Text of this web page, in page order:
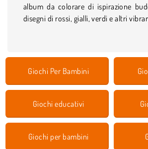
album da colorare di ispirazione
disegni di rossi, gialli, verdi e altri
Giochi Per Bambini
Giochi educativi
Giochi per bambini